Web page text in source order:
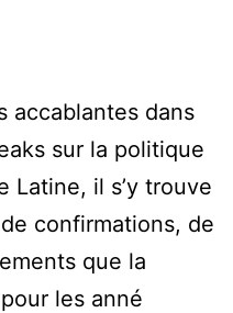
accablantes dans
sur la politique
Latine, il s’y trouve
confirmations, de
que la
les anné